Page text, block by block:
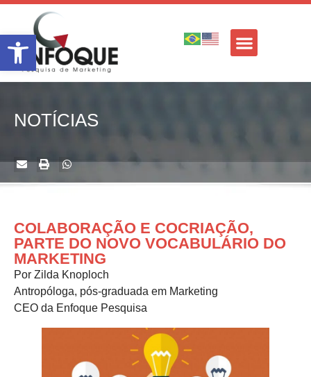
Barra de Ferramentas Aberta
NOTÍCIAS
COLABORAÇÃO E COCRIAÇÃO,
PARTE DO NOVO VOCABULÁRIO DO
MARKETING
Por Zilda Knoploch
Antropóloga, pós-graduada em Marketing
CEO da Enfoque Pesquisa